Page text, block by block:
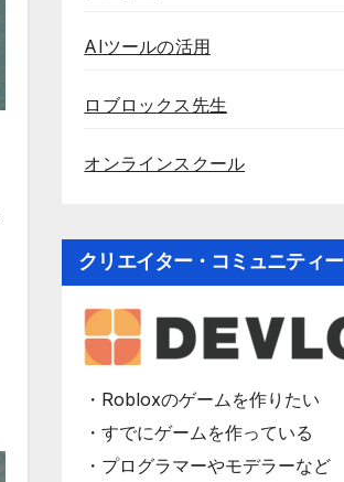
AIツールの活用
ロブロックス先生
オンラインスクール
クリエイター・コミュニティー
・Robloxのゲームを作りたい
・すでにゲームを作っている
・プログラマーやモデラーなど